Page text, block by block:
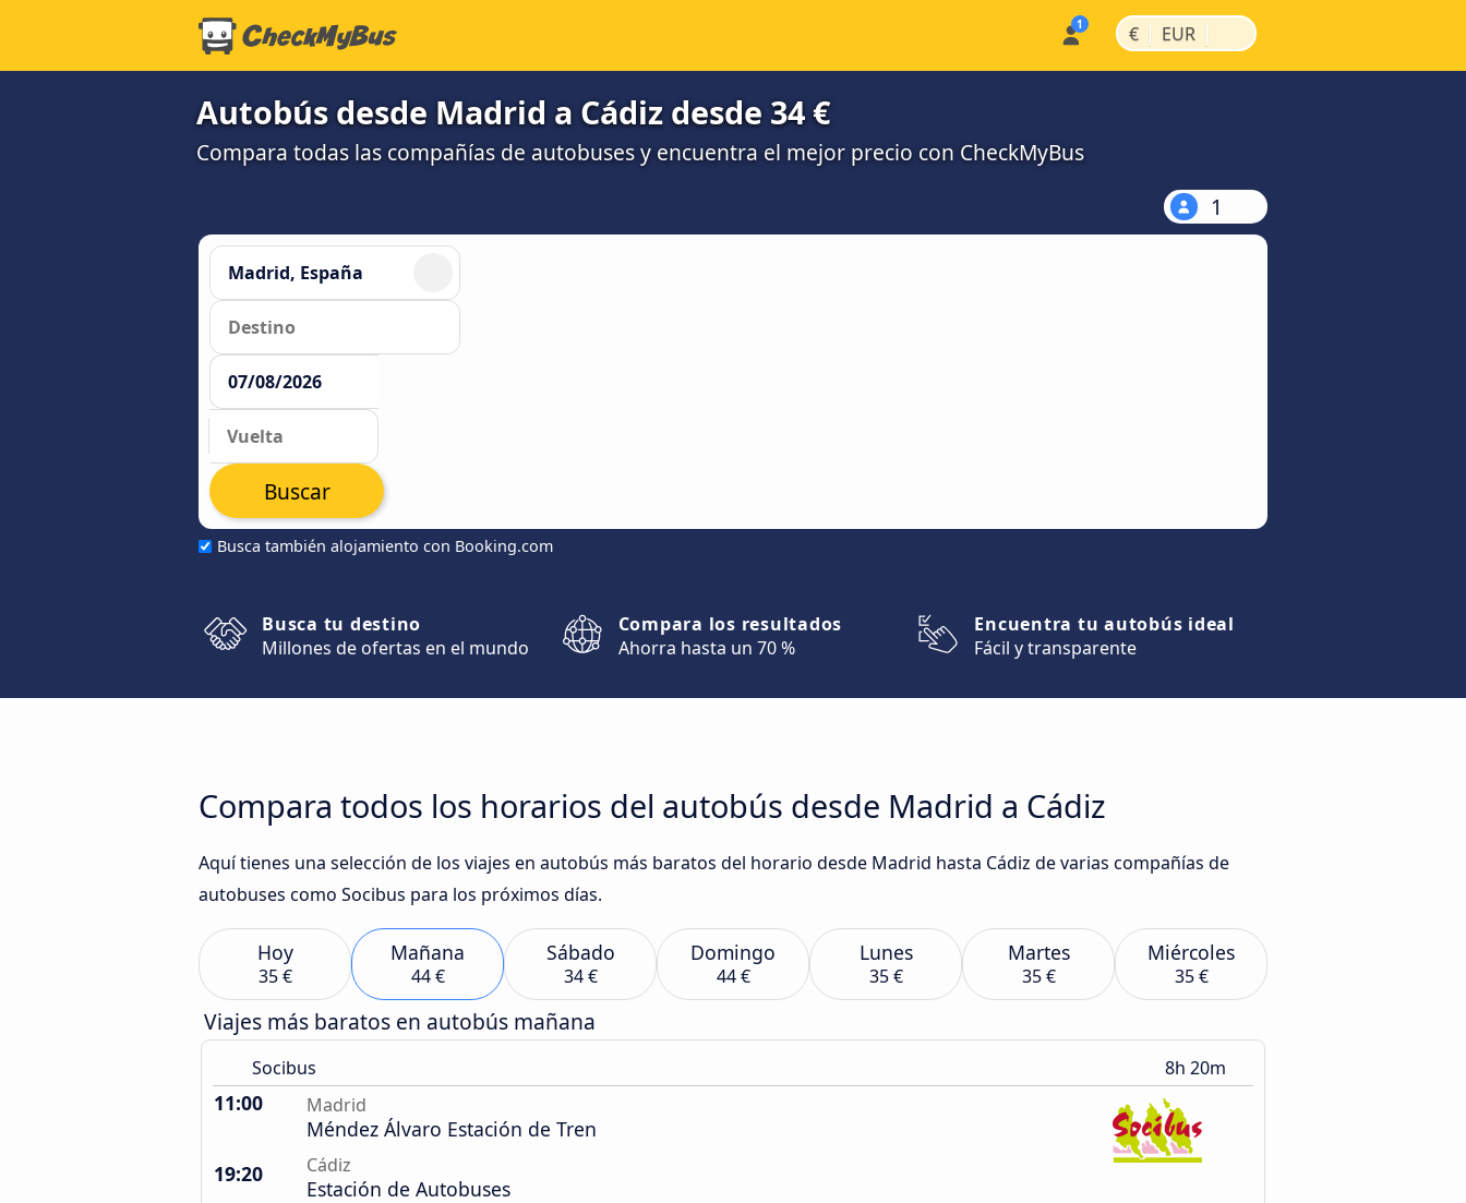
€ | EUR |
Autobús desde Madrid a Cádiz desde 34 €
Compara todas las compañías de autobuses y encuentra el mejor precio con CheckMyBus
1
Busca también alojamiento con Booking.com
Buscar
Busca tu destino
Millones de ofertas en el mundo
Compara los resultados
Ahorra hasta un 70 %
Encuentra tu autobús ideal
Fácil y transparente
Compara todos los horarios del autobús desde Madrid a Cádiz
Aquí tienes una selección de los viajes en autobús más baratos del horario desde Madrid hasta Cádiz de varias compañías de
autobuses como Socibus para los próximos días.
Hoy
35 €
Mañana
44 €
Sábado
34 €
Domingo
44 €
Lunes
35 €
Martes
35 €
Miércoles
35 €
Viajes más baratos en autobús mañana
Socibus 8h 20m
11:00 Madrid
Méndez Álvaro Estación de Tren
19:20
Cádiz
Estación de Autobuses